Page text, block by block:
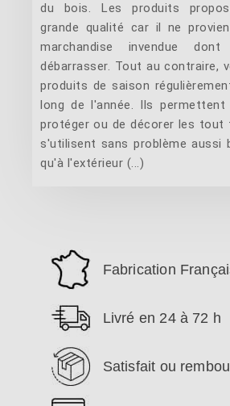
du bois. Les produits
grande qualité car il ne
marchandise invendue
débarrasser. Tout au contraire,
produits de saison
long de l'année. Ils permettent
protéger ou de décorer les tout
s'utilisent sans problème aussi
qu'à l'extérieur (...)
Fabrication
Livré en 24 à 72 h
Satisfait ou